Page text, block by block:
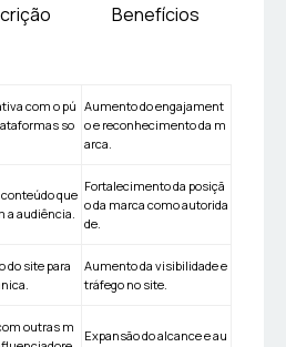
Benefícios
com o pú
so
Aumento do engajament
o e reconhecimento da m
arca.
que
a audiência.
Fortalecimento da posiçã
o da marca como autorida
de.
do site para
Aumento da visibilidade e
tráfego no site.
outras m
Expansão do alcance e au